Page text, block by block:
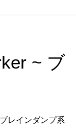
~ ブ
レインダンプ系